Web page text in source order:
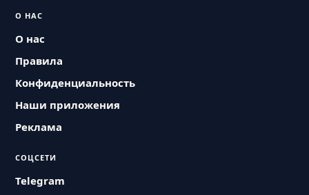
О НАС
О нас
Правила
Конфиденциальность
Наши приложения
Реклама
СОЦСЕТИ
Telegram